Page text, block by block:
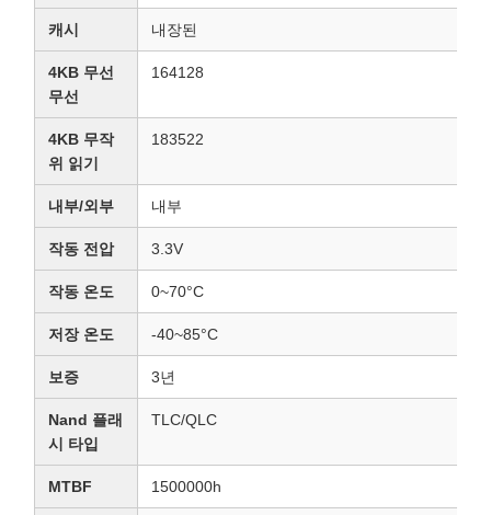
캐시 내장된
4KB 무선
무선
164128
4KB 무작
위 읽기
183522
내부/외부 내부
작동 전압 3.3V
작동 온도 0~70°C
저장 온도 -40~85°C
보증 3년
Nand 플래
시 타입
TLC/QLC
MTBF 1500000h